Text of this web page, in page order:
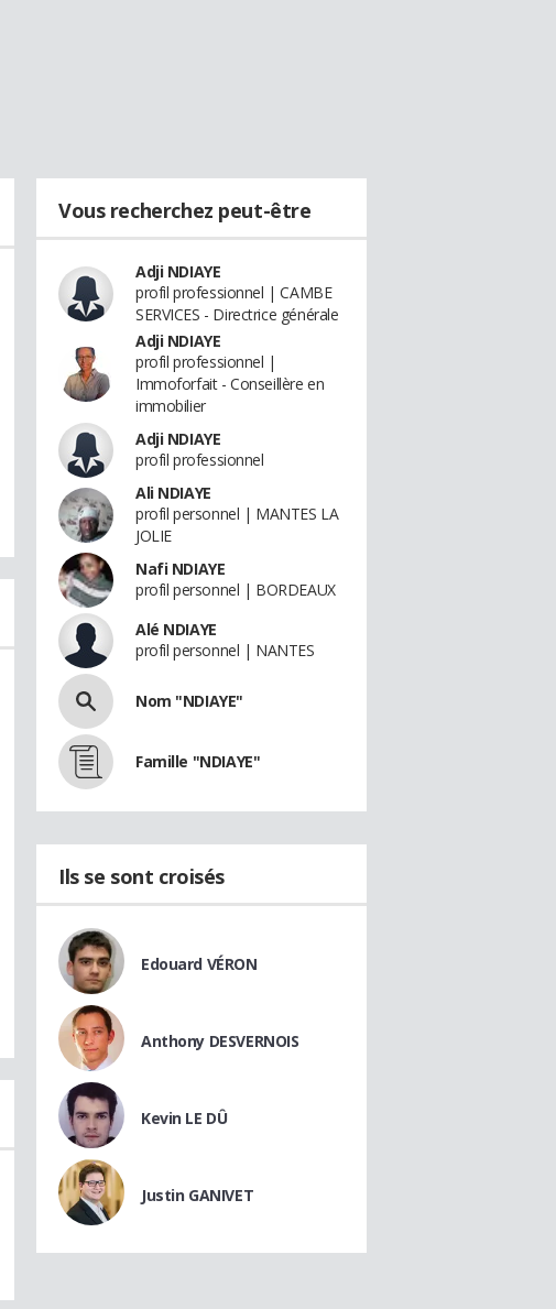
Vous recherchez peut-être
Adji NDIAYE
profil professionnel | CAMBE
SERVICES - Directrice générale
Adji NDIAYE
profil professionnel |
Immoforfait - Conseillère en
immobilier
Adji NDIAYE
profil professionnel
Ali NDIAYE
profil personnel | MANTES LA
JOLIE
Nafi NDIAYE
profil personnel | BORDEAUX
Alé NDIAYE
profil personnel | NANTES
Nom "NDIAYE"
Famille "NDIAYE"
Ils se sont croisés
Edouard VÉRON
Anthony DESVERNOIS
Kevin LE DÛ
Justin GANIVET